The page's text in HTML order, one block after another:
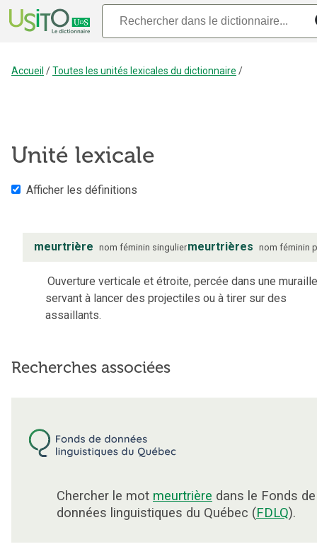
Accueil /Toutes les unités lexicales du dictionnaire /
Unité lexicale
Afficher les définitions
meurtrière nom féminin singuliermeurtrières nom féminin
Ouverture verticale et étroite, percée dans une
servant à lancer des projectiles ou à tirer sur des
assaillants.
Recherches associées
Chercher le mot meurtrière dans le Fonds de
données linguistiques du Québec (FDLQ).